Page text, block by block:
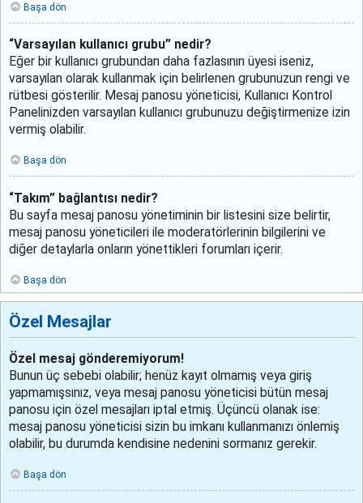
Başa dön
“Varsayılan kullanıcı grubu” nedir?
Eğer bir kullanıcı grubundan daha fazlasının üyesi iseniz,
varsayılan olarak kullanmak için belirlenen grubunuzun rengi ve
rütbesi gösterilir. Mesaj panosu yöneticisi, Kullanıcı Kontrol
Panelinizden varsayılan kullanıcı grubunuzu değiştirmenize izin
vermiş olabilir.
Başa dön
“Takım” bağlantısı nedir?
Bu sayfa mesaj panosu yönetiminin bir listesini size belirtir,
mesaj panosu yöneticileri ile moderatörlerinin bilgilerini ve
diğer detaylarla onların yönettikleri forumları içerir.
Başa dön
Özel Mesajlar
Özel mesaj gönderemiyorum!
Bunun üç sebebi olabilir; henüz kayıt olmamış veya giriş
yapmamışsınız, veya mesaj panosu yöneticisi bütün mesaj
panosu için özel mesajları iptal etmiş. Üçüncü olanak ise:
mesaj panosu yöneticisi sizin bu imkanı kullanmanızı önlemiş
olabilir, bu durumda kendisine nedenini sormanız gerekir.
Başa dön